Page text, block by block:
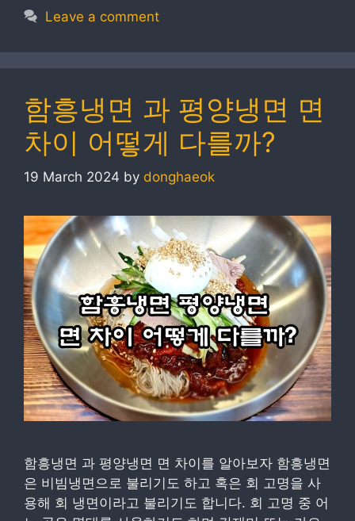
Leave a comment
함흥냉면 과 평양냉면 면
차이 어떻게 다를까?
19 March 2024 by donghaeok
함흥냉면 과 평양냉면 면 차이를 알아보자 함흥냉면
은 비빔냉면으로 불리기도 하고 혹은 회 고명을 사
용해 회 냉면이라고 불리기도 합니다. 회 고명 중 어